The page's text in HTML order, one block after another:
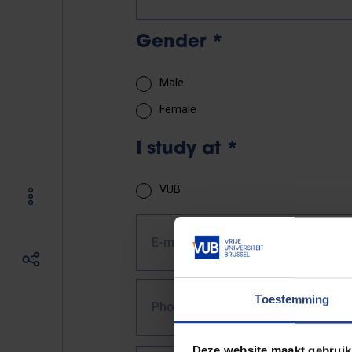
Toestemming
Gender *
Male
Female
I study at *
VUB
E-mail *
Phone number